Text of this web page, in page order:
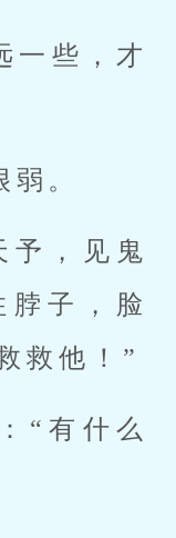
一些，才
。
予，见鬼
脖子，脸
救他！”
“有什么